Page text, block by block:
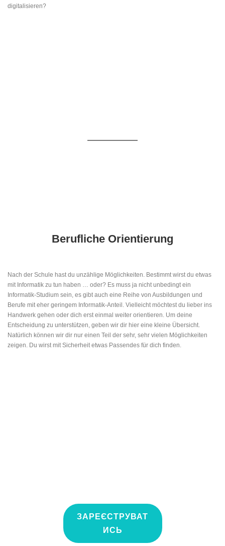
digitalisieren?
Berufliche Orientierung
Nach der Schule hast du unzählige Möglichkeiten. Bestimmt wirst du etwas
mit Informatik zu tun haben … oder? Es muss ja nicht unbedingt ein
Informatik-Studium sein, es gibt auch eine Reihe von Ausbildungen und
Berufe mit eher geringem Informatik-Anteil. Vielleicht möchtest du lieber ins
Handwerk gehen oder dich erst einmal weiter orientieren. Um deine
Entscheidung zu unterstützen, geben wir dir hier eine kleine Übersicht.
Natürlich können wir dir nur einen Teil der sehr, sehr vielen Möglichkeiten
zeigen. Du wirst mit Sicherheit etwas Passendes für dich finden.
ЗАРЕЄСТРУВАТ
ИСЬ